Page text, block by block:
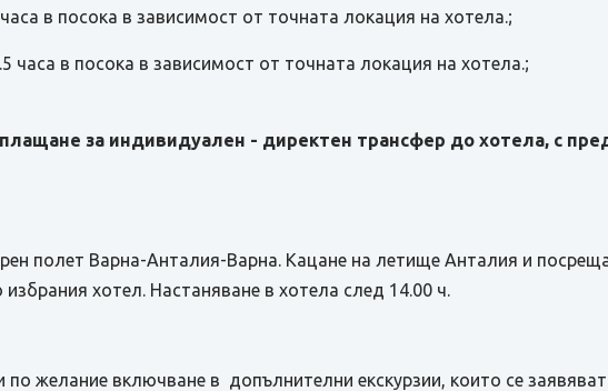
в посока в зависимост от точната локация на хотела.;
часа в посока в зависимост от точната локация на хотела.;
за индивидуален - директен трансфер до хотела, с
полет Варна-Анталия-Варна. Кацане на летище Анталия и
хотел. Настаняване в хотела след 14.00 ч.
желание включване в допълнителни екскурзии, които се